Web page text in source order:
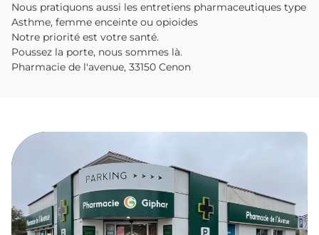
Nous pratiquons aussi les entretiens pharmaceutiques type
Asthme, femme enceinte ou opioides
Notre priorité est votre santé.
Poussez la porte, nous sommes là.
Pharmacie de l'avenue, 33150 Cenon